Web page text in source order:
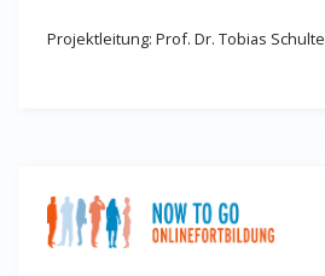
Projektleitung: Prof. Dr. Tobias Schulte